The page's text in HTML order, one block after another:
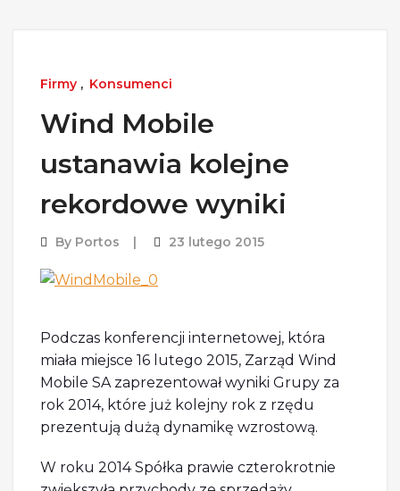
Firmy , Konsumenci
Wind Mobile
ustanawia kolejne
rekordowe wyniki
By Portos 23 lutego 2015
Podczas konferencji internetowej, która
miała miejsce 16 lutego 2015, Zarząd Wind
Mobile SA zaprezentował wyniki Grupy za
rok 2014, które już kolejny rok z rzędu
prezentują dużą dynamikę wzrostową.
W roku 2014 Spółka prawie czterokrotnie